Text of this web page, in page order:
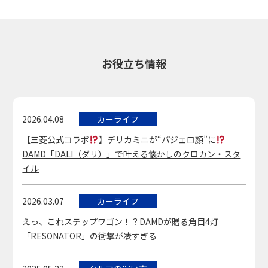
お役立ち情報
2026.04.08
カーライフ
【三菱公式コラボ
】デリカミニが“パジェロ顔”に
DAMD「DALI（ダリ）」で叶える懐かしのクロカン・スタ
イル
2026.03.07
カーライフ
えっ、これステップワゴン！？DAMDが贈る角目4灯
「RESONATOR」の衝撃が凄すぎる